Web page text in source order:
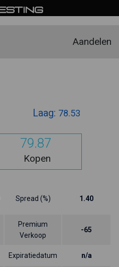
Aandelen
Laag: 78.53
79.87
Kopen
Spread (%) 1.40
Premium
Verkoop
-65
Expiratiedatum n/a